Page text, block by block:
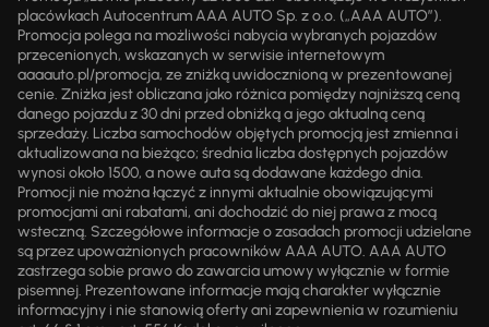
placówkach Autocentrum AAA AUTO Sp. z o.o. („AAA AUTO”).
Promocja polega na możliwości nabycia wybranych pojazdów
przecenionych, wskazanych w serwisie internetowym
aaaauto.pl/promocja, ze zniżką uwidocznioną w prezentowanej
cenie. Zniżka jest obliczana jako różnica pomiędzy najniższą ceną
danego pojazdu z 30 dni przed obniżką a jego aktualną ceną
sprzedaży. Liczba samochodów objętych promocją jest zmienna i
aktualizowana na bieżąco; średnia liczba dostępnych pojazdów
wynosi około 1500, a nowe auta są dodawane każdego dnia.
Promocji nie można łączyć z innymi aktualnie obowiązującymi
promocjami ani rabatami, ani dochodzić do niej prawa z mocą
wsteczną. Szczegółowe informacje o zasadach promocji udzielane
są przez upoważnionych pracowników AAA AUTO. AAA AUTO
zastrzega sobie prawo do zawarcia umowy wyłącznie w formie
pisemnej. Prezentowane informacje mają charakter wyłącznie
informacyjny i nie stanowią oferty ani zapewnienia w rozumieniu